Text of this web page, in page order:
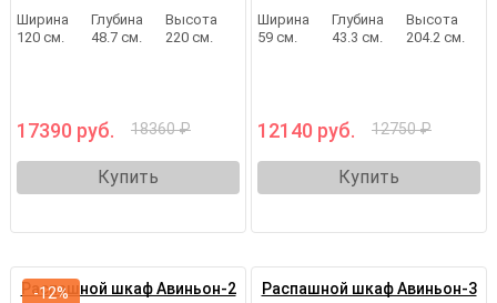
Ширина
120 см.
Глубина
48.7 см.
Высота
220 см.
17390 руб. 18360 ₽
Купить
Ширина
59 см.
Глубина
43.3 см.
Высота
204.2 см.
12140 руб. 12750 ₽
Купить
Распашной шкаф Авиньон-2
-12% Распашной шкаф Авиньон-3